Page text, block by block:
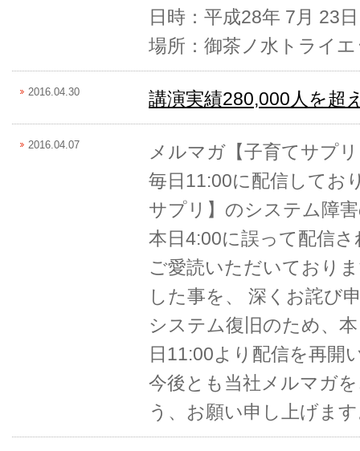
日時：平成28年 7月 23
場所：御茶ノ水トライ
2016.04.30 講演実績280,000人を超
2016.04.07
メルマガ【子育てサプ
毎日11:00に配信してお
サプリ】のシステム障
本日4:00に誤って配信
ご愛読いただいており
した事を、 深くお詫び
システム復旧のため、
日11:00より配信を再開
今後とも当社メルマガ
う、お願い申し上げま